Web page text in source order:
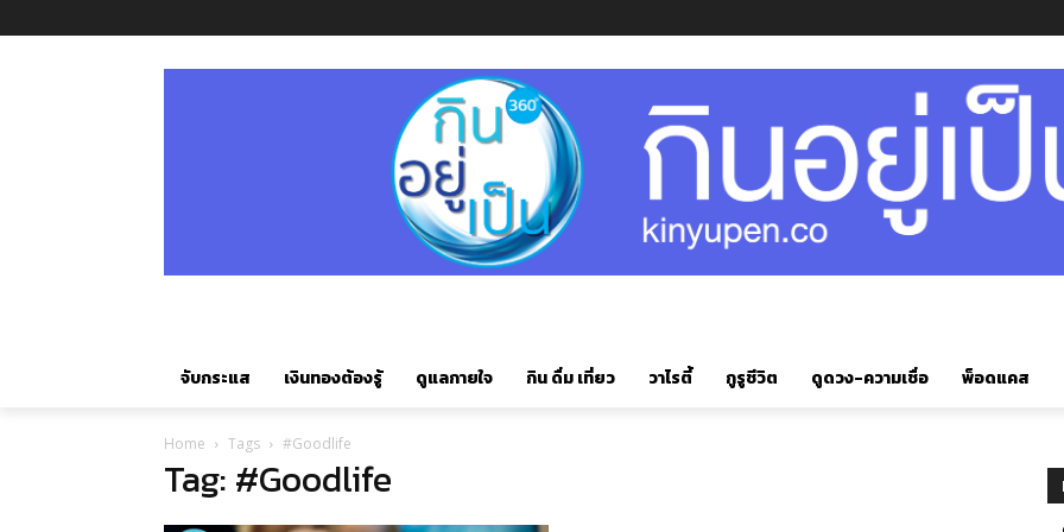
จับกระแส เงินทองต้องรู้ ดูแลกายใจ กิน ดื่ม เที่ยว วาไรตี้ กูรูชีวิต ดูดวง-ความเชื่อ พ็อดแคส
Home Tags #Goodlife
Tag: #Goodlife